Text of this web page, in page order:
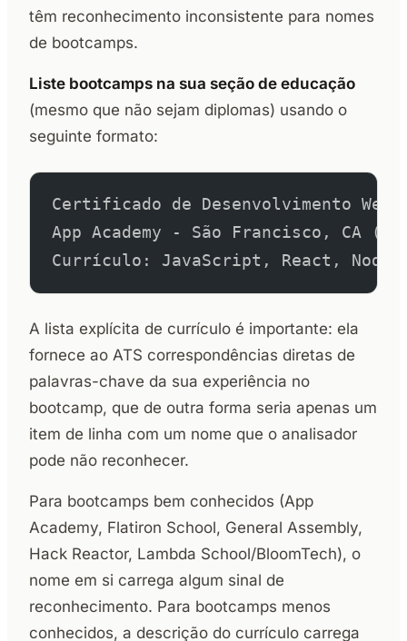
têm reconhecimento inconsistente para nomes
de bootcamps.
Liste bootcamps na sua seção de educação
(mesmo que não sejam diplomas) usando o
seguinte formato:
Certificado de Desenvolvimento Web
App Academy - São Francisco, CA
Currículo: JavaScript, React,
A lista explícita de currículo é importante: ela
fornece ao ATS correspondências diretas de
palavras-chave da sua experiência no
bootcamp, que de outra forma seria apenas um
item de linha com um nome que o analisador
pode não reconhecer.
Para bootcamps bem conhecidos (App
Academy, Flatiron School, General Assembly,
Hack Reactor, Lambda School/BloomTech), o
nome em si carrega algum sinal de
reconhecimento. Para bootcamps menos
conhecidos, a descrição do currículo carrega